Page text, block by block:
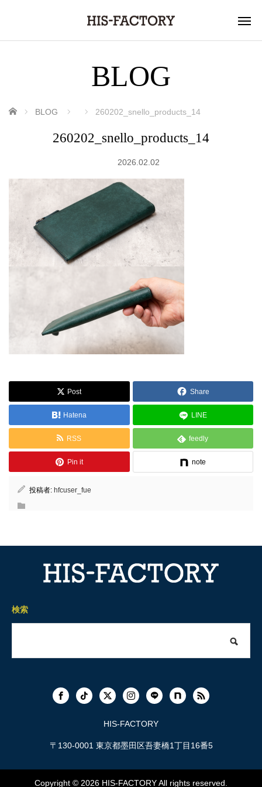
BLOG
ホーム BLOG 260202_snello_products_14
260202_snello_products_14
2026.02.02
Post Share
Hatena LINE
RSS feedly
Pin it note
投稿者: hfcuser_fue
検索
HIS-FACTORY
〒130-0001 東京都墨田区吾妻橋1丁目16番5
Copyright © 2026 HIS-FACTORYAll rights reserved.